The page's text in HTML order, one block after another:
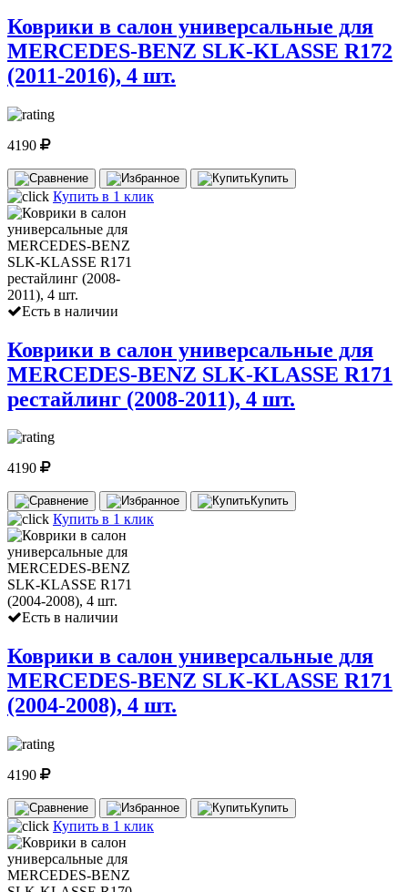
Коврики в салон универсальные для
MERCEDES-BENZ SLK-KLASSE R172
(2011-2016), 4 шт.
4190
Купить
Купить в 1 клик
Есть в наличии
Коврики в салон универсальные для
MERCEDES-BENZ SLK-KLASSE R171
рестайлинг (2008-2011), 4 шт.
4190
Купить
Купить в 1 клик
Есть в наличии
Коврики в салон универсальные для
MERCEDES-BENZ SLK-KLASSE R171
(2004-2008), 4 шт.
4190
Купить
Купить в 1 клик